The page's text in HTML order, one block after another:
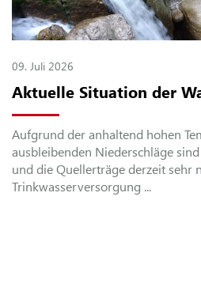
09. Juli 2026
Aktuelle Situation der
Aufgrund der anhaltend hohen
ausbleibenden Niederschläge
und die Quellerträge derzeit sehr
Trinkwasserversorgung ...